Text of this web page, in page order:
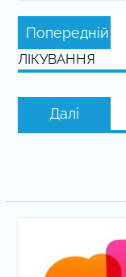
Навігація
записів
Попередній
ЛІКУВАННЯ
Далі